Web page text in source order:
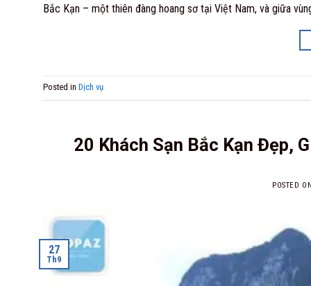
Bắc Kạn – một thiên đàng hoang sơ tại Việt Nam, và giữa
Posted in Dịch vụ
20 Khách Sạn Bắc Kạn Đẹp,
POSTED
27
Th9